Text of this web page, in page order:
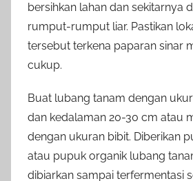
bersihkan lahan dan sekitarnya
rumput-rumput liar. Pastikan
tersebut terkena paparan sinar
cukup.
Buat lubang tanam dengan
dan kedalaman 20-30 cm atau
dengan ukuran bibit. Diberikan
atau pupuk organik lubang
dibiarkan sampai terfermentasi